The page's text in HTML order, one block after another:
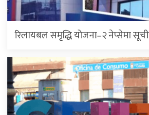
रिलायबल समृद्धि योजना–२ नेप्सेमा